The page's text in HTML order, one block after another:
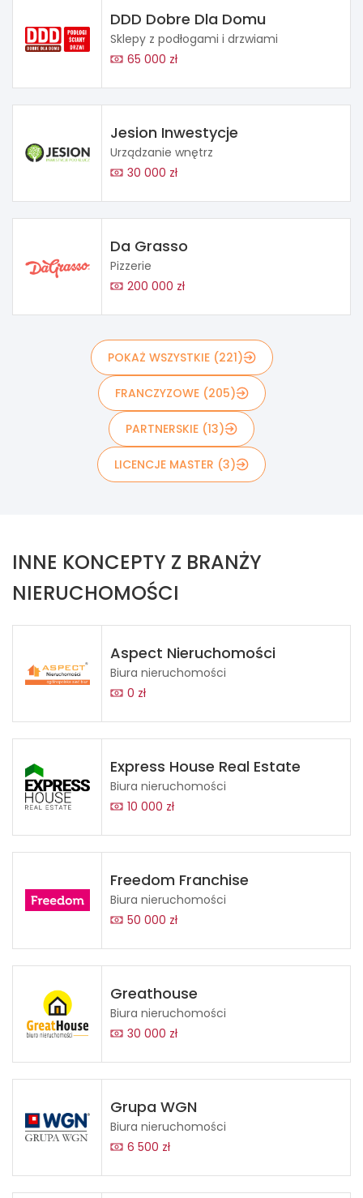
DDD Dobre Dla Domu
Sklepy z podłogami i drzwiami
65 000 zł
Jesion Inwestycje
Urządzanie wnętrz
30 000 zł
Da Grasso
Pizzerie
200 000 zł
POKAŻ WSZYSTKIE (221)
FRANCZYZOWE (205)
PARTNERSKIE (13)
LICENCJE MASTER (3)
INNE KONCEPTY Z BRANŻY
NIERUCHOMOŚCI
Aspect Nieruchomości
Biura nieruchomości
0 zł
Express House Real Estate
Biura nieruchomości
10 000 zł
Freedom Franchise
Biura nieruchomości
50 000 zł
Greathouse
Biura nieruchomości
30 000 zł
Grupa WGN
Biura nieruchomości
6 500 zł